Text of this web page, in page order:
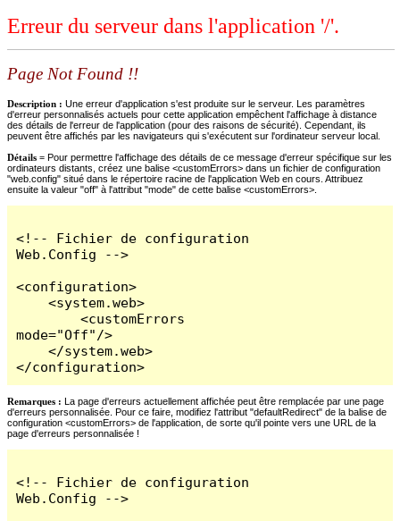
Erreur du serveur dans l'application '/'.
Page Not Found !!
Description : Une erreur d'application s'est produite sur le serveur. Les paramètres
d'erreur personnalisés actuels pour cette application empêchent l'affichage à distance
des détails de l'erreur de l'application (pour des raisons de sécurité). Cependant, ils
peuvent être affichés par les navigateurs qui s'exécutent sur l'ordinateur serveur local.
Détails = Pour permettre l'affichage des détails de ce message d'erreur spécifique sur les
ordinateurs distants, créez une balise <customErrors> dans un fichier de configuration
"web.config" situé dans le répertoire racine de l'application Web en cours. Attribuez
ensuite la valeur "off" à l'attribut "mode" de cette balise <customErrors>.
<!-- Fichier de configuration
Web.Config -->
<configuration>
    <system.web>
        <customErrors
mode="Off"/>
    </system.web>
</configuration>
Remarques : La page d'erreurs actuellement affichée peut être remplacée par une page
d'erreurs personnalisée. Pour ce faire, modifiez l'attribut "defaultRedirect" de la balise de
configuration <customErrors> de l'application, de sorte qu'il pointe vers une URL de la
page d'erreurs personnalisée !
<!-- Fichier de configuration
Web.Config -->